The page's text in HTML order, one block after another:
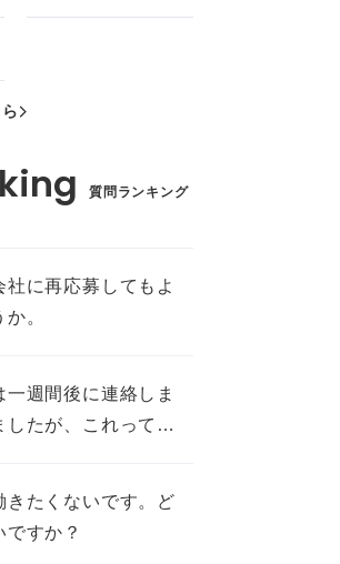
質問ランキング
社に再応募してもよ
。
週間後に連絡しま
したが、これって不
きたくないです。ど
ですか？